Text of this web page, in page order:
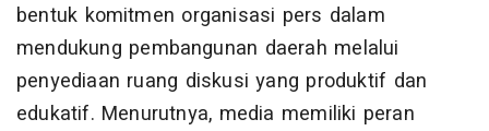
bentuk komitmen organisasi pers dalam
mendukung pembangunan daerah melalui
penyediaan ruang diskusi yang produktif dan
edukatif. Menurutnya, media memiliki peran